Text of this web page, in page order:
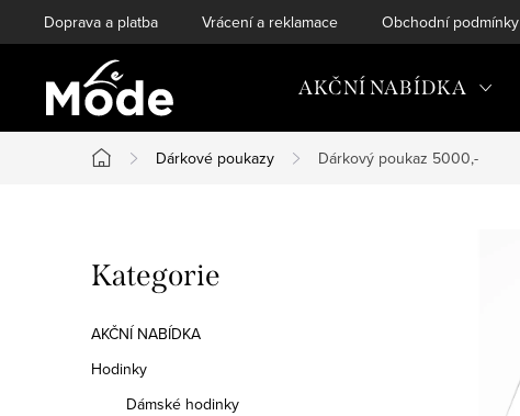
na
Doprava a platba Vrácení a reklamace Obchodní podmínky
AKČNÍ NABÍDKA
Domů
Dárkové poukazy Dárkový poukaz 5000,-
o
s
t
Přeskočit
kategorie
Kategorie
AKČNÍ NABÍDKA
Hodinky
Dámské hodinky